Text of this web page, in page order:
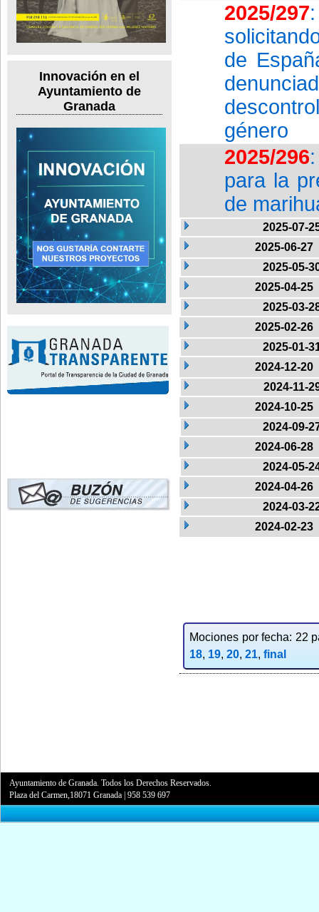
Innovación en el
Ayuntamiento de
Granada
2025/297
de
género
2025/296
para la
de
2025-07-
2025-06-27
2025-05-
2025-04-25
2025-03-
2025-02-26
2025-01-
2024-12-20
2024-11-
2024-10-25
2024-09-
2024-06-28
2024-05-
2024-04-26
2024-03-
2024-02-23
Mociones por fecha: 22
18, 19, 20, 21, final
Ayuntamiento de Granada. Todos los Derechos Reservados.
Plaza del Carmen,18071 Granada |958 539 697